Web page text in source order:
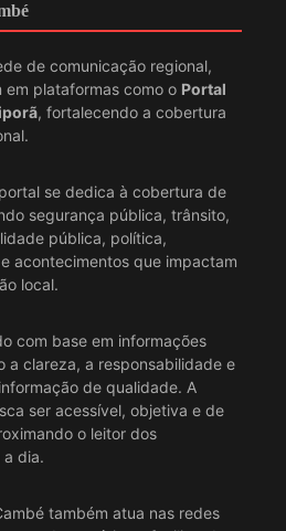
de comunicação regional,
plataformas como o Portal
, fortalecendo a cobertura
se dedica à cobertura de
segurança pública, trânsito,
pública, política,
acontecimentos que impactam
local.
com base em informações
a clareza, a responsabilidade e
de qualidade. A
ser acessível, objetiva e de
o leitor dos
dia.
também atua nas redes